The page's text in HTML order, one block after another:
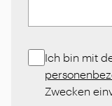
Ich bin mit
Zwecken